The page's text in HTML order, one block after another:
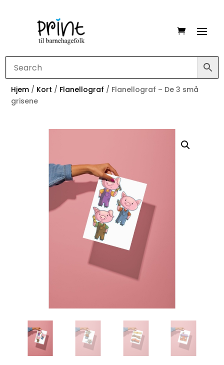
Hjem / Kort / Flanellograf / Flanellograf – De 3 små
grisene